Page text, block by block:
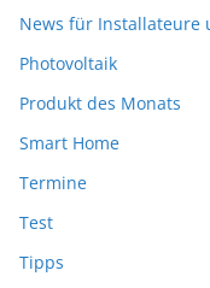
News für Installateure
Photovoltaik
Produkt des Monats
Smart Home
Termine
Test
Tipps